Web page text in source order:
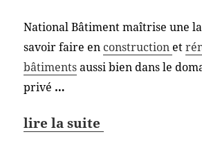
National Bâtiment maîtrise une
savoir faire en construction et
bâtimentsaussi bien dans le
privé …
lire la suite